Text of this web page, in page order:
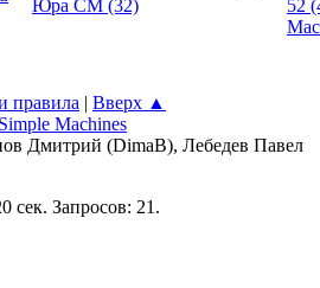
Юра СМ (32)
52
правила | Вверх ▲
Simple Machines
Дмитрий (DimaB), Лебедев Павел
сек. Запросов: 21.